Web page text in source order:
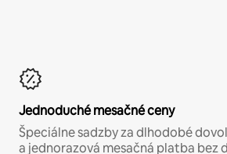
Jednoduché mesačné ceny
Špeciálne sadzby za dlhodobé
a jednorazová mesačná platba bez